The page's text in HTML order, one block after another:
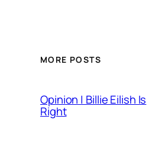
MORE POSTS
Opinion | Billie Eilish Is
Right